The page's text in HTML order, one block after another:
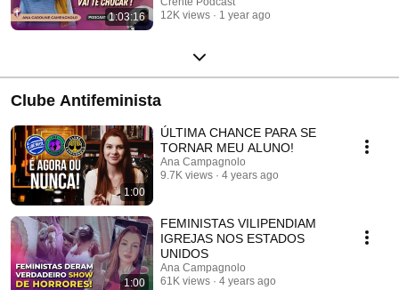
1:03:16
12K views
1 year ago
Clube Antifeminista
1:00
ÚLTIMA CHANCE PARA SE
TORNAR MEU ALUNO!
Ana Campagnolo
9.7K views
4 years ago
1:00
FEMINISTAS VILIPENDIAM
IGREJAS NOS ESTADOS
UNIDOS
Ana Campagnolo
61K views
4 years ago